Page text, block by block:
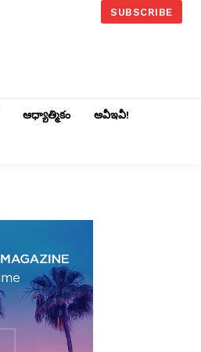
SUBSCRIBE
ఆధ్యాత్మికం అవీఇవీ!